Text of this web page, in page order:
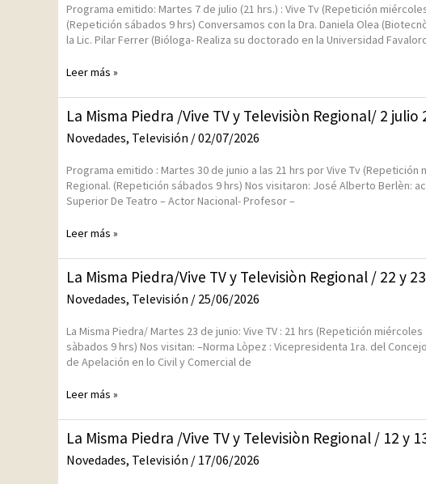
Programa emitido: Martes 7 de julio (21 hrs.) : Vive Tv (Repetición
(Repetición sábados 9 hrs) Conversamos con la Dra. Daniela Olea
la Lic. Pilar Ferrer (Bióloga- Realiza su doctorado en la Universidad
Vive
TV
y
/
8
de
2026
Leer más »
La Misma Piedra /Vive TV y Televisiòn Regional/ 2 julio
Novedades, Televisión /02/07/2026
Programa emitido : Martes 30 de junio a las 21 hrs por Vive Tv
Regional. (Repetición sábados 9 hrs) Nos visitaron: José Alberto Berlèn:
Superior De Teatro – Actor Nacional- Profesor –
La
Piedra
TV
y
Televisiòn
2
Leer más »
La Misma Piedra/Vive TV y Televisiòn Regional / 22 y
Novedades, Televisión / 25/06/2026
La Misma Piedra/ Martes 23 de junio: Vive TV : 21 hrs (Repetición
sàbados 9 hrs) Nos visitan: –Norma Lòpez : Vicepresidenta 1ra. del
de Apelación en lo Civil y Comercial de
La
Piedra/Vive
y
Televisiòn
Regional
22
de
junio
Leer más »
La Misma Piedra /Vive TV y Televisiòn Regional / 12 y
Novedades, Televisión / 17/06/2026
La
Piedra